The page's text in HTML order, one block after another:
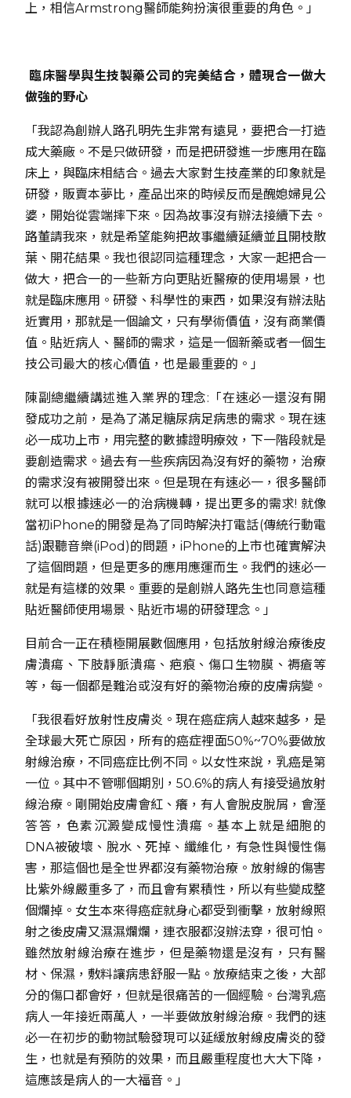
上，相信Armstrong醫師能夠扮演很重要的角色。」
臨床醫學與生技製藥公司的完美結合，體現合一做大
做強的野心
「我認為創辦人路孔明先生非常有遠見，要把合一打造
成大藥廠。不是只做研發，而是把研發進一步應用在臨
床上，與臨床相結合。過去大家對生技產業的印象就是
研發，販賣本夢比，產品出來的時候反而是醜媳婦見公
婆，開始從雲端摔下來。因為故事沒有辦法接續下去。
路董請我來，就是希望能夠把故事繼續延續並且開枝散
葉、開花結果。我也很認同這種理念，大家一起把合一
做大，把合一的一些新方向更貼近醫療的使用場景，也
就是臨床應用。研發、科學性的東西，如果沒有辦法貼
近實用，那就是一個論文，只有學術價值，沒有商業價
值。貼近病人、醫師的需求，這是一個新藥或者一個生
技公司最大的核心價值，也是最重要的。」
陳副總繼續講述進入業界的理念:「在速必一還沒有開
發成功之前，是為了滿足糖尿病足病患的需求。現在速
必一成功上市，用完整的數據證明療效，下一階段就是
要創造需求。過去有一些疾病因為沒有好的藥物，治療
的需求沒有被開發出來。但是現在有速必一，很多醫師
就可以根據速必一的治病機轉，提出更多的需求! 就像
當初iPhone的開發是為了同時解決打電話(傳統行動電
話)跟聽音樂(iPod)的問題，iPhone的上市也確實解決
了這個問題，但是更多的應用應運而生。我們的速必一
就是有這樣的效果。重要的是創辦人路先生也同意這種
貼近醫師使用場景、貼近市場的研發理念。」
目前合一正在積極開展數個應用，包括放射線治療後皮
膚潰瘍、下肢靜脈潰瘍、疤痕、傷口生物膜、褥瘡等
等，每一個都是難治或沒有好的藥物治療的皮膚病變。
「我很看好放射性皮膚炎。現在癌症病人越來越多，是
全球最大死亡原因，所有的癌症裡面50%~70%要做放
射線治療，不同癌症比例不同。以女性來說，乳癌是第
一位。其中不管哪個期別，50.6%的病人有接受過放射
線治療。剛開始皮膚會紅、癢，有人會脫皮脫屑，會溼
答答，色素沉澱變成慢性潰瘍。基本上就是細胞的
DNA被破壞、脫水、死掉、纖維化，有急性與慢性傷
害，那這個也是全世界都沒有藥物治療。放射線的傷害
比紫外線嚴重多了，而且會有累積性，所以有些變成整
個爛掉。女生本來得癌症就身心都受到衝擊，放射線照
射之後皮膚又濕濕爛爛，連衣服都沒辦法穿，很可怕。
雖然放射線治療在進步，但是藥物還是沒有，只有醫
材、保濕，敷料讓病患舒服一點。放療結束之後，大部
分的傷口都會好，但就是很痛苦的一個經驗。台灣乳癌
病人一年接近兩萬人，一半要做放射線治療。我們的速
必一在初步的動物試驗發現可以延緩放射線皮膚炎的發
生，也就是有預防的效果，而且嚴重程度也大大下降，
這應該是病人的一大福音。」